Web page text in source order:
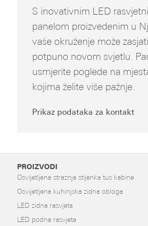
S inovativnim LED
panelom proizvedenim u
vaše okruženje može
potpuno novom svjetlu.
usmjerite poglede na
kojima želite više pažnje.
Prikaz podataka za kontakt
PROIZVODI
Osvijetljena straznja stijenka tus kabine
Osvijetljena kuhinjska zidna obloga
LED zidna rasvjeta
LED podna rasvjeta